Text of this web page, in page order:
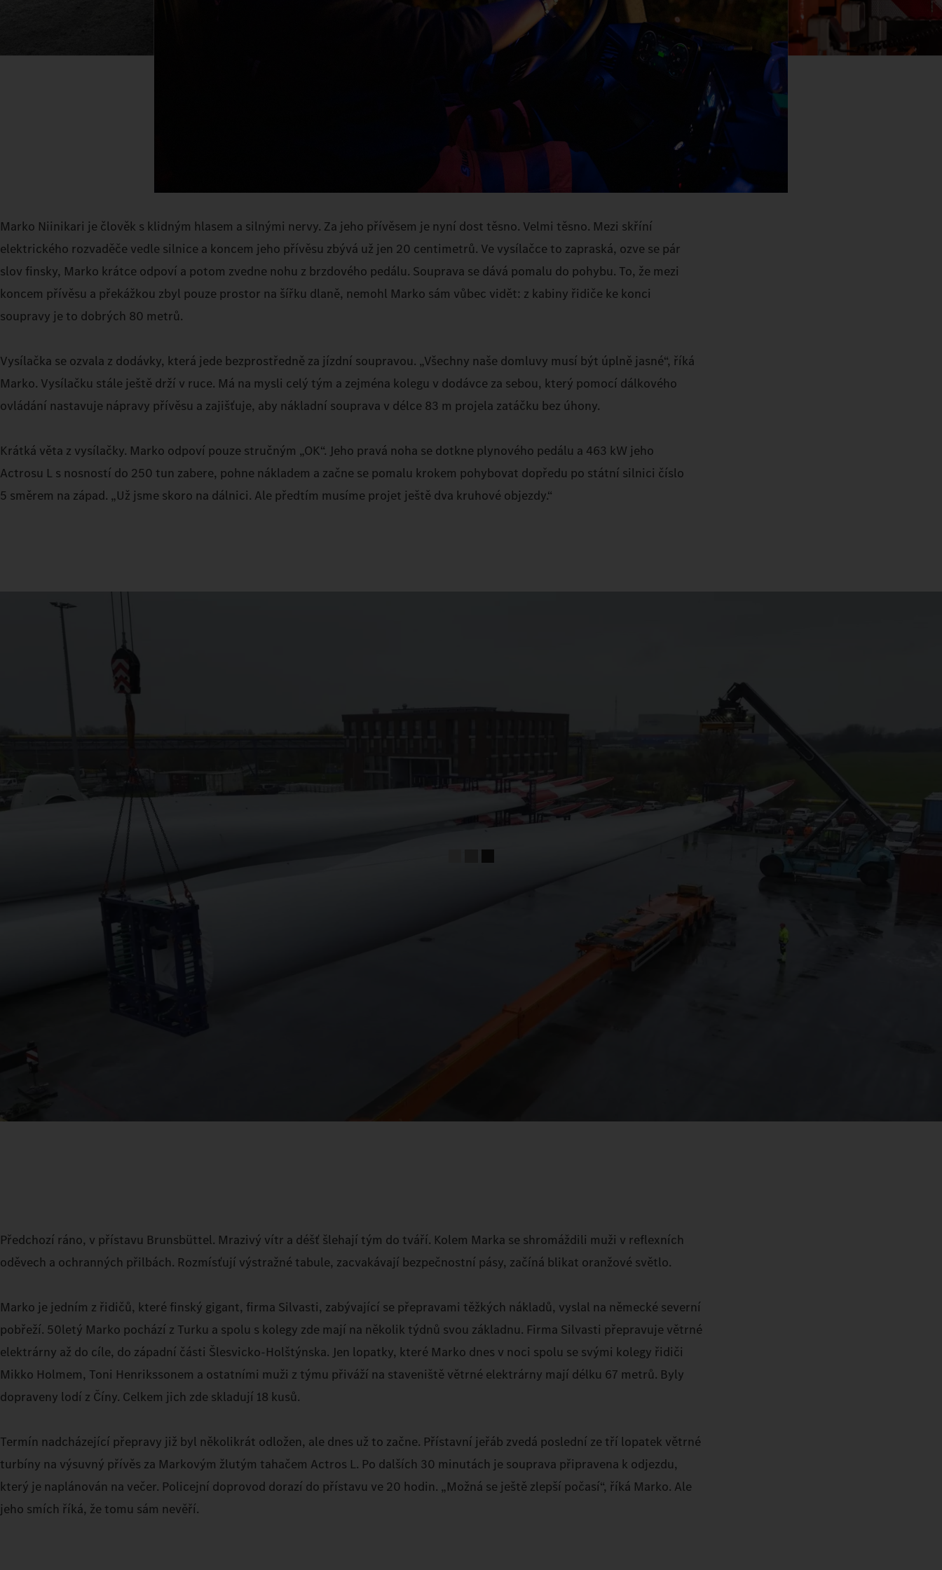
Marko Niinikari je člověk s klidným hlasem a silnými nervy. Za jeho přívěsem je nyní dost těsno. Velmi těsno. Mezi skříní
elektrického rozvaděče vedle silnice a koncem jeho přívěsu zbývá už jen 20 centimetrů. Ve vysílačce to zapraská, ozve se pár
slov finsky, Marko krátce odpoví a potom zvedne nohu z brzdového pedálu. Souprava se dává pomalu do pohybu. To, že mezi
koncem přívěsu a překážkou zbyl pouze prostor na šířku dlaně, nemohl Marko sám vůbec vidět: z kabiny řidiče ke konci
soupravy je to dobrých 80 metrů.
Vysílačka se ozvala z dodávky, která jede bezprostředně za jízdní soupravou. „Všechny naše domluvy musí být úplně jasné“, říká
Marko. Vysílačku stále ještě drží v ruce. Má na mysli celý tým a zejména kolegu v dodávce za sebou, který pomocí dálkového
ovládání nastavuje nápravy přívěsu a zajišťuje, aby nákladní souprava v délce 83 m projela zatáčku bez úhony.
Krátká věta z vysílačky. Marko odpoví pouze stručným „OK“. Jeho pravá noha se dotkne plynového pedálu a 463 kW jeho
Actrosu L s nosností do 250 tun zabere, pohne nákladem a začne se pomalu krokem pohybovat dopředu po státní silnici číslo
5 směrem na západ. „Už jsme skoro na dálnici. Ale předtím musíme projet ještě dva kruhové objezdy.“
Předchozí ráno, v přístavu Brunsbüttel. Mrazivý vítr a déšť šlehají tým do tváří. Kolem Marka se shromáždili muži v reflexních
oděvech a ochranných přilbách. Rozmísťují výstražné tabule, zacvakávají bezpečnostní pásy, začíná blikat oranžové světlo.
Marko je jedním z řidičů, které finský gigant, firma Silvasti, zabývající se přepravami těžkých nákladů, vyslal na německé severní
pobřeží. 50letý Marko pochází z Turku a spolu s kolegy zde mají na několik týdnů svou základnu. Firma Silvasti přepravuje větrné
elektrárny až do cíle, do západní části Šlesvicko-Holštýnska. Jen lopatky, které Marko dnes v noci spolu se svými kolegy řidiči
Mikko Holmem, Toni Henrikssonem a ostatními muži z týmu přiváží na staveniště větrné elektrárny mají délku 67 metrů. Byly
dopraveny lodí z Číny. Celkem jich zde skladují 18 kusů.
Termín nadcházející přepravy již byl několikrát odložen, ale dnes už to začne. Přístavní jeřáb zvedá poslední ze tří lopatek větrné
turbíny na výsuvný přívěs za Markovým žlutým tahačem Actros L. Po dalších 30 minutách je souprava připravena k odjezdu,
který je naplánován na večer. Policejní doprovod dorazí do přístavu ve 20 hodin. „Možná se ještě zlepší počasí“, říká Marko. Ale
jeho smích říká, že tomu sám nevěří.